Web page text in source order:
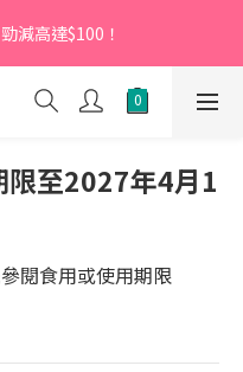
日，首次下單輸入優惠碼
享95折
減高達$100！
日，首次下單輸入優惠碼
享95折
限至2027年4月1
閱食用或使用期限